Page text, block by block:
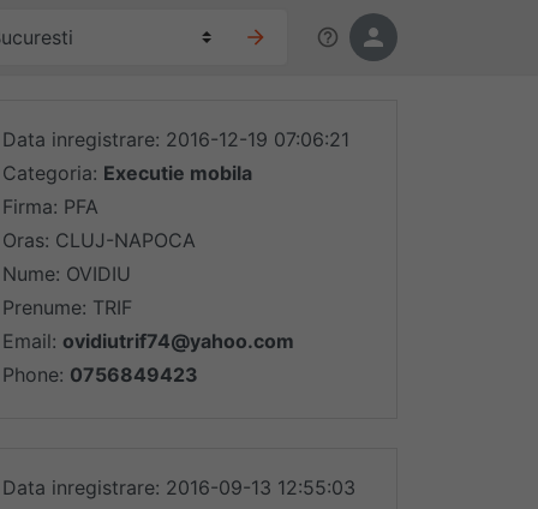
Data inregistrare: 2016-12-19 07:06:21
Categoria: Executie mobila
Firma: PFA
Oras: CLUJ-NAPOCA
Nume: OVIDIU
Prenume: TRIF
Email: ovidiutrif74@yahoo.com
Phone: 0756849423
Data inregistrare: 2016-09-13 12:55:03